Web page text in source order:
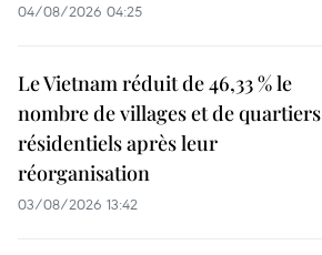
04/08/2026 04:25
Le Vietnam réduit de 46,33 % le
nombre de villages et de quartiers
résidentiels après leur
réorganisation
03/08/2026 13:42